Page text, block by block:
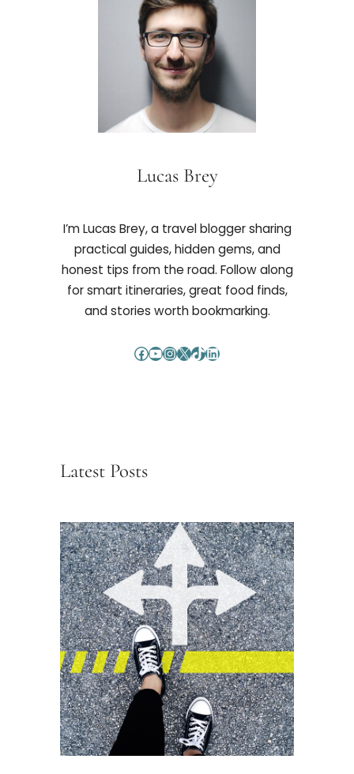
Lucas Brey
I’m Lucas Brey, a travel blogger sharing
practical guides, hidden gems, and
honest tips from the road. Follow along
for smart itineraries, great food finds,
and stories worth bookmarking.
Facebook YouTube InstagramX TikTok LinkedIn
Latest Posts